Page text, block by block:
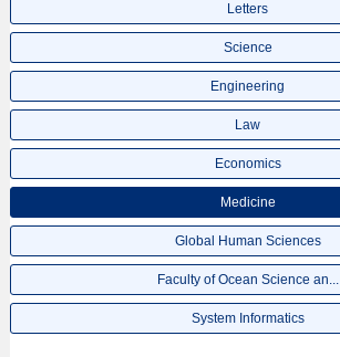
Letters
Science
Engineering
Law
Economics
Medicine
Global Human Sciences
Faculty of Ocean Science an...
System Informatics